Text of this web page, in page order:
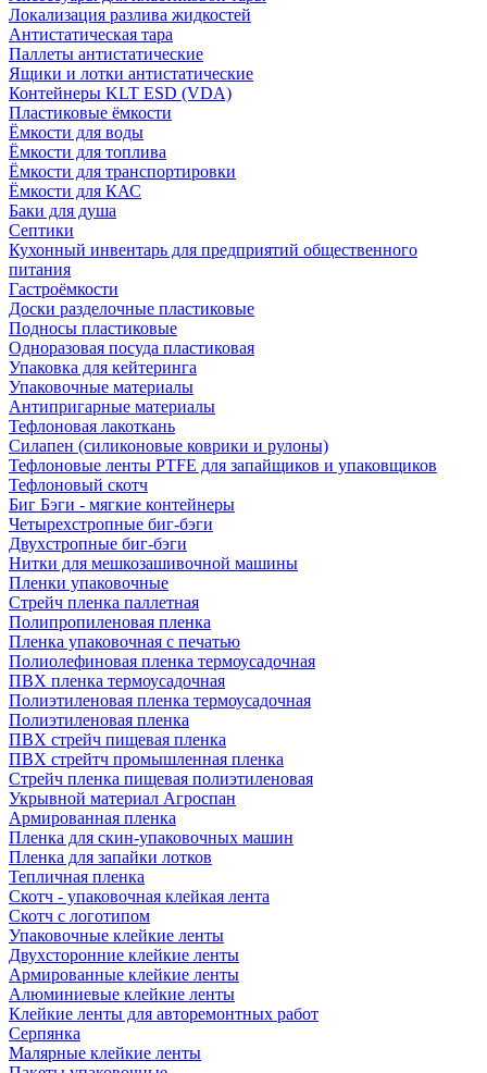
Локализация разлива жидкостей
Антистатическая тара
Паллеты антистатические
Ящики и лотки антистатические
Контейнеры KLT ESD (VDA)
Пластиковые ёмкости
Ёмкости для воды
Ёмкости для топлива
Ёмкости для транспортировки
Ёмкости для КАС
Баки для душа
Септики
Кухонный инвентарь для предприятий общественного
питания
Гастроёмкости
Доски разделочные пластиковые
Подносы пластиковые
Одноразовая посуда пластиковая
Упаковка для кейтеринга
Упаковочные материалы
Антипригарные материалы
Тефлоновая лакоткань
Силапен (силиконовые коврики и рулоны)
Тефлоновые ленты PTFE для запайщиков и упаковщиков
Тефлоновый скотч
Биг Бэги - мягкие контейнеры
Четырехстропные биг-бэги
Двухстропные биг-бэги
Нитки для мешкозашивочной машины
Пленки упаковочные
Стрейч пленка паллетная
Полипропиленовая пленка
Пленка упаковочная с печатью
Полиолефиновая пленка термоусадочная
ПВХ пленка термоусадочная
Полиэтиленовая пленка термоусадочная
Полиэтиленовая пленка
ПВХ стрейч пищевая пленка
ПВХ стрейтч промышленная пленка
Стрейч пленка пищевая полиэтиленовая
Укрывной материал Агроспан
Армированная пленка
Пленка для скин-упаковочных машин
Пленка для запайки лотков
Тепличная пленка
Скотч - упаковочная клейкая лента
Скотч с логотипом
Упаковочные клейкие ленты
Двухсторонние клейкие ленты
Армированные клейкие ленты
Алюминиевые клейкие ленты
Клейкие ленты для авторемонтных работ
Серпянка
Малярные клейкие ленты